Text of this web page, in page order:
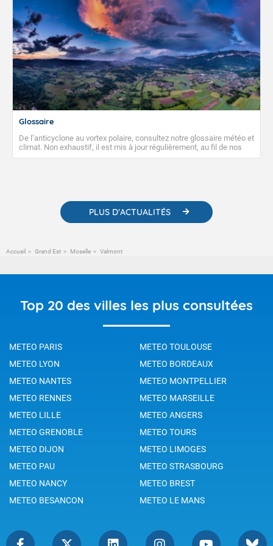
Glossaire
De l’anticyclone au vortex polaire, consultez notre glossaire météo et
climat. Non exhaustif, il est mis à jour régulièrement, au fil de nos
publications. Vous y trouverez également des liens utiles vers nos
PLUS D'ACTUALITÉS
Accueil Grand Est Moselle Valmont
Top 20 des villes les plus consultées
METEO PARIS
METEO TOULOUSE
METEO LYON
METEO BORDEAUX
METEO NANTES
METEO MONTPELLIER
METEO RENNES
METEO MARSEILLE
METEO LILLE
METEO ANGERS
METEO GRENOBLE
METEO TOURS
METEO DIJON
METEO LIMOGES
METEO PAU
METEO STRASBOURG
METEO NANCY
METEO BREST
METEO BESANCON
METEO LE MANS